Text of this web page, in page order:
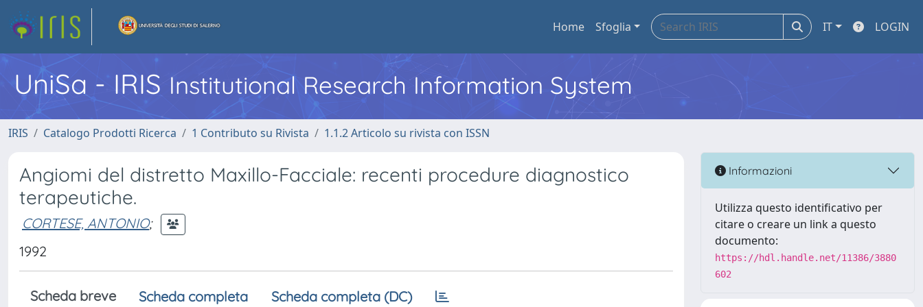
Home Sfoglia IT LOGIN
UniSa - IRIS Institutional Research Information System
IRIS Catalogo Prodotti Ricerca 1 Contributo su Rivista 1.1.2 Articolo su rivista con ISSN
Angiomi del distretto Maxillo-Facciale: recenti procedure diagnostico
terapeutiche.
CORTESE, ANTONIO;
1992
Scheda breve Scheda completa Scheda completa (DC)
Informazioni
Utilizza questo identificativo per
citare o creare un link a questo
documento:
https://hdl.handle.net/11386/3880
602